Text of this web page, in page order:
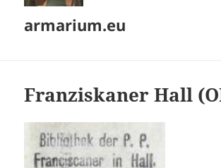
armarium.eu
Franziskaner Hall